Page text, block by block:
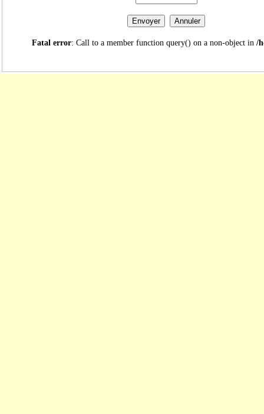
Fatal error: Call to a member function query() on a non-object in /